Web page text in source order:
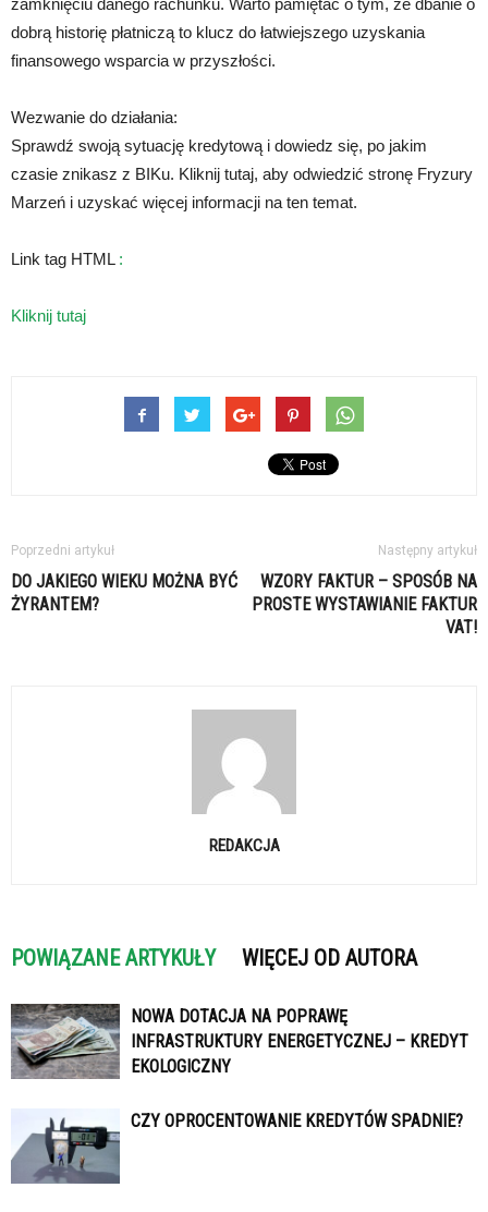
zamknięciu danego rachunku. Warto pamiętać o tym, że dbanie o
dobrą historię płatniczą to klucz do łatwiejszego uzyskania
finansowego wsparcia w przyszłości.
Wezwanie do działania:
Sprawdź swoją sytuację kredytową i dowiedz się, po jakim
czasie znikasz z BIKu. Kliknij tutaj, aby odwiedzić stronę Fryzury
Marzeń i uzyskać więcej informacji na ten temat.
Link tag HTML :
Kliknij tutaj
Poprzedni artykuł
DO JAKIEGO WIEKU MOŻNA BYĆ
ŻYRANTEM?
Następny artykuł
WZORY FAKTUR – SPOSÓB NA
PROSTE WYSTAWIANIE FAKTUR
VAT!
REDAKCJA
POWIĄZANE ARTYKUŁY WIĘCEJ OD AUTORA
NOWA DOTACJA NA POPRAWĘ
INFRASTRUKTURY ENERGETYCZNEJ – KREDYT
EKOLOGICZNY
CZY OPROCENTOWANIE KREDYTÓW SPADNIE?